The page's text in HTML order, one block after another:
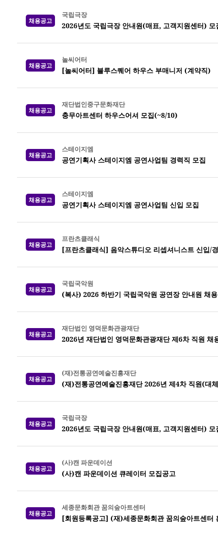
채용공고
국립극장
2026년도 국립극장 안내원(매표, 고객지원센터)
채용공고
놀씨어터
[놀씨어터] 블루스퀘어 하우스 부매니저 (계약직)
채용공고
재단법인중구문화재단
충무아트센터 하우스어셔 모집(~8/10)
채용공고
스테이지엠
공연기획사 스테이지엠 공연사업팀 경력직 모집
채용공고
스테이지엠
공연기획사 스테이지엠 공연사업팀 신입 모집
채용공고
프란츠클래식
[프란츠클래식] 음악스튜디오 리셉셔니스트 신입/
채용공고
국립국악원
(복사) 2026 하반기 국립국악원 공연장 안내원 채
채용공고
재단법인 영덕문화관광재단
2026년 재단법인 영덕문화관광재단 제6차 직원 채
채용공고
(재)전통공연예술진흥재단
(재)전통공연예술진흥재단 2026년 제4차 직원(대
채용공고
국립극장
2026년도 국립극장 안내원(매표, 고객지원센터) 모
채용공고
(사)캔 파운데이션
(사)캔 파운데이션 큐레이터 모집공고
채용공고
세종문화회관 꿈의숲아트센터
[회원등록공고] (재)세종문화회관 꿈의숲아트센터